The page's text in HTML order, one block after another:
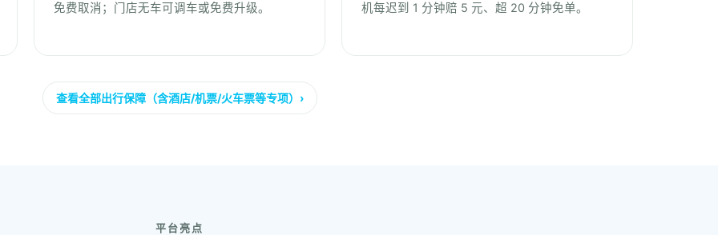
免费取消；门店无车可调车或免费升级。
机每迟到 1 分钟赔 5 元、超 20 分钟免单。
查看全部出行保障（含酒店/机票/火车票等专项）›
平台亮点